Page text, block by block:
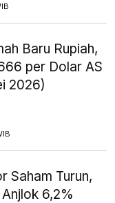
Baru Rupiah,
per Dolar AS
2026)
Saham Turun,
6,2%